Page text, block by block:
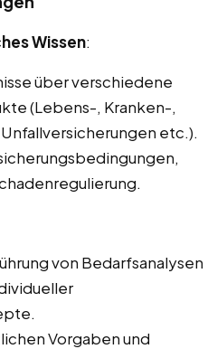
Wissen:
über verschiedene
(Lebens-, Kranken-,
etc.).
von Bedarfsanalysen
Vorgaben und